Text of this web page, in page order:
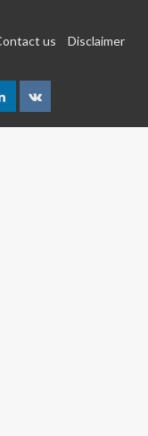
us
Disclaimer
VK